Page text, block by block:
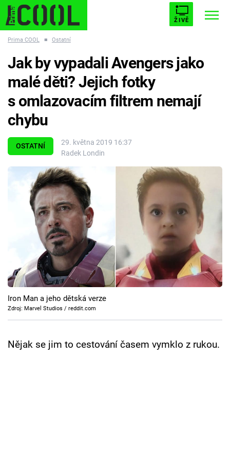
ŽIVĚ
ESCAPE PLNEJ KOTEL AVENGERS 5
Témata
Filmy
Seriály
Cool Esport
Pořady
TV Program
Přihlášení
Prima COOL ■ Ostatní
OSTATNÍ
29. května 2019 16:37
Radek Londin
Jak by vypadali Avengers jako
malé děti? Jejich fotky
s omlazovacím filtrem nemají
chybu
Iron Man a jeho dětská verze
Zdroj: Marvel Studios / reddit.com
Nějak se jim to cestování časem vymklo z rukou.